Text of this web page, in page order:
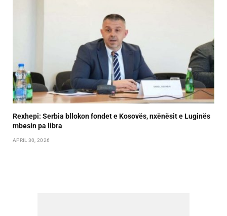
Rexhepi: Serbia bllokon fondet e Kosovës, nxënësit e Luginës
mbesin pa libra
APRIL 30, 2026